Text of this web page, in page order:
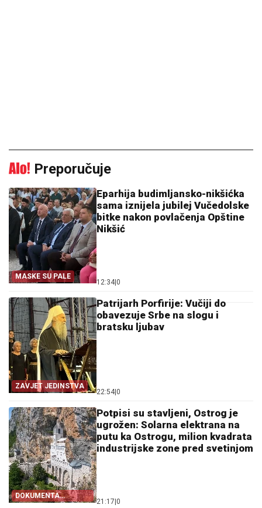
Preporučuje
MASKE SU PALE
Eparhija budimljansko-nikšićka
sama iznijela jubilej Vučedolske
bitke nakon povlačenja Opštine
Nikšić
12:34 0
ZAVJET JEDINSTVA
Patrijarh Porfirije: Vučiji do
obavezuje Srbe na slogu i
bratsku ljubav
22:54 0
DOKUMENTA
OTKRIVAJU
Potpisi su stavljeni, Ostrog je
ugrožen: Solarna elektrana na
putu ka Ostrogu, milion kvadrata
industrijske zone pred svetinjom
21:17 0